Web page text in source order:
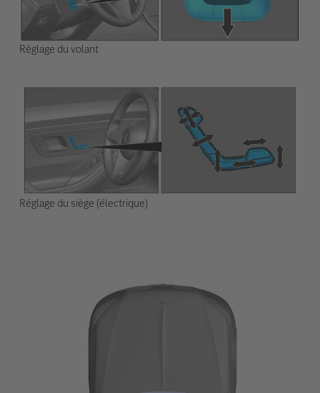
Réglage du volant
Réglage du siège (électrique)